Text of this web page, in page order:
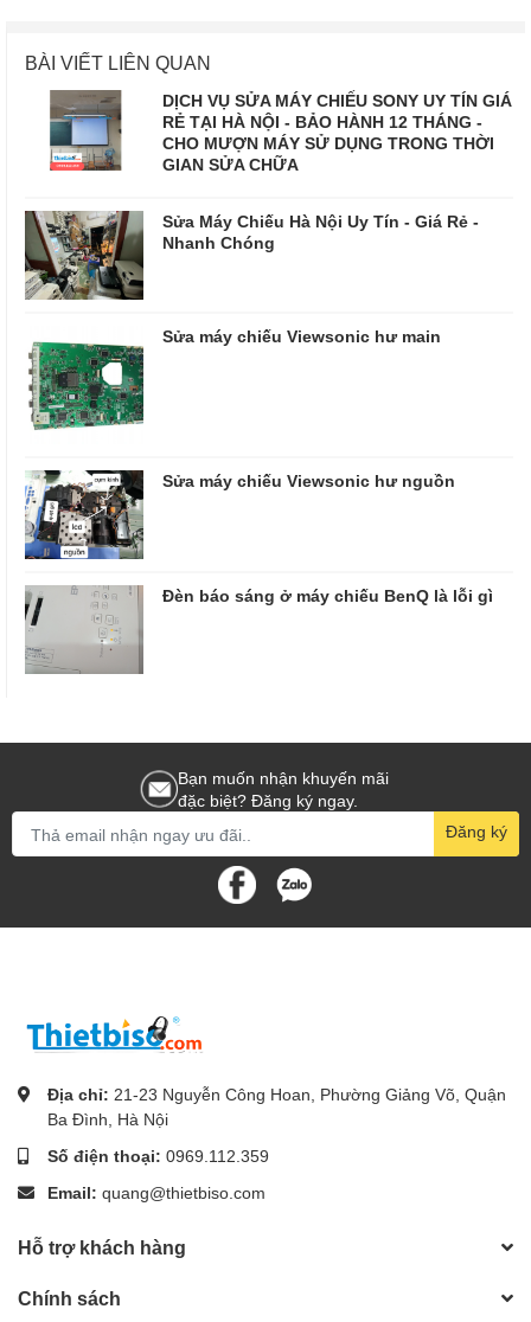
BÀI VIẾT LIÊN QUAN
DỊCH VỤ SỬA MÁY CHIẾU SONY UY TÍN GIÁ
RẺ TẠI HÀ NỘI - BẢO HÀNH 12 THÁNG -
CHO MƯỢN MÁY SỬ DỤNG TRONG THỜI
GIAN SỬA CHỮA
Sửa Máy Chiếu Hà Nội Uy Tín - Giá Rẻ -
Nhanh Chóng
Sửa máy chiếu Viewsonic hư main
Sửa máy chiếu Viewsonic hư nguồn
Đèn báo sáng ở máy chiếu BenQ là lỗi gì
Bạn muốn nhận khuyến mãi
đặc biệt? Đăng ký ngay.
Đăng ký
Địa chỉ: 21-23 Nguyễn Công Hoan, Phường Giảng Võ, Quận
Ba Đình, Hà Nội
Số điện thoại: 0969.112.359
Email: quang@thietbiso.com
Hỗ trợ khách hàng
Chính sách